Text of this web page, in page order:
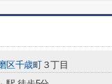
区千歳町３丁目